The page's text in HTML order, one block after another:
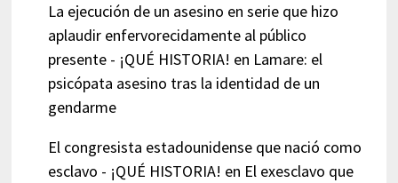
La ejecución de un asesino en serie que hizo
aplaudir enfervorecidamente al público
presente - ¡QUÉ HISTORIA! en Lamare: el
psicópata asesino tras la identidad de un
gendarme
El congresista estadounidense que nació como
esclavo - ¡QUÉ HISTORIA! en El exesclavo que